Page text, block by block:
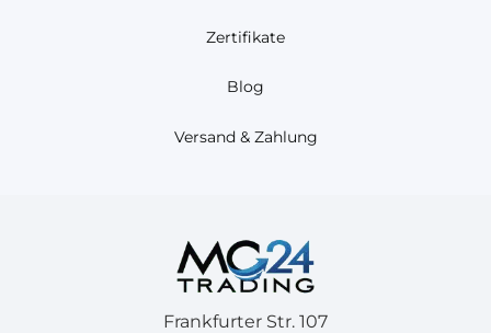
Zertifikate
Blog
Versand & Zahlung
Frankfurter Str. 107